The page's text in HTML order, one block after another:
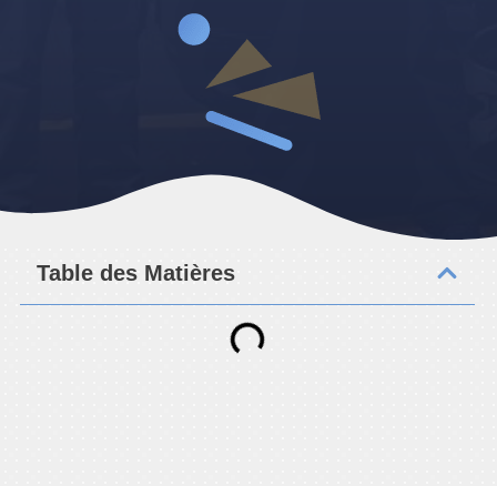
Table des Matières